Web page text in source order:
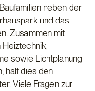
neben der
und das
Zusammen mit
sowie Lichtplanung
half dies den
Viele Fragen zur